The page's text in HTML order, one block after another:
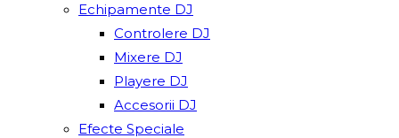
Echipamente DJ
Controlere DJ
Mixere DJ
Playere DJ
Accesorii DJ
Efecte Speciale